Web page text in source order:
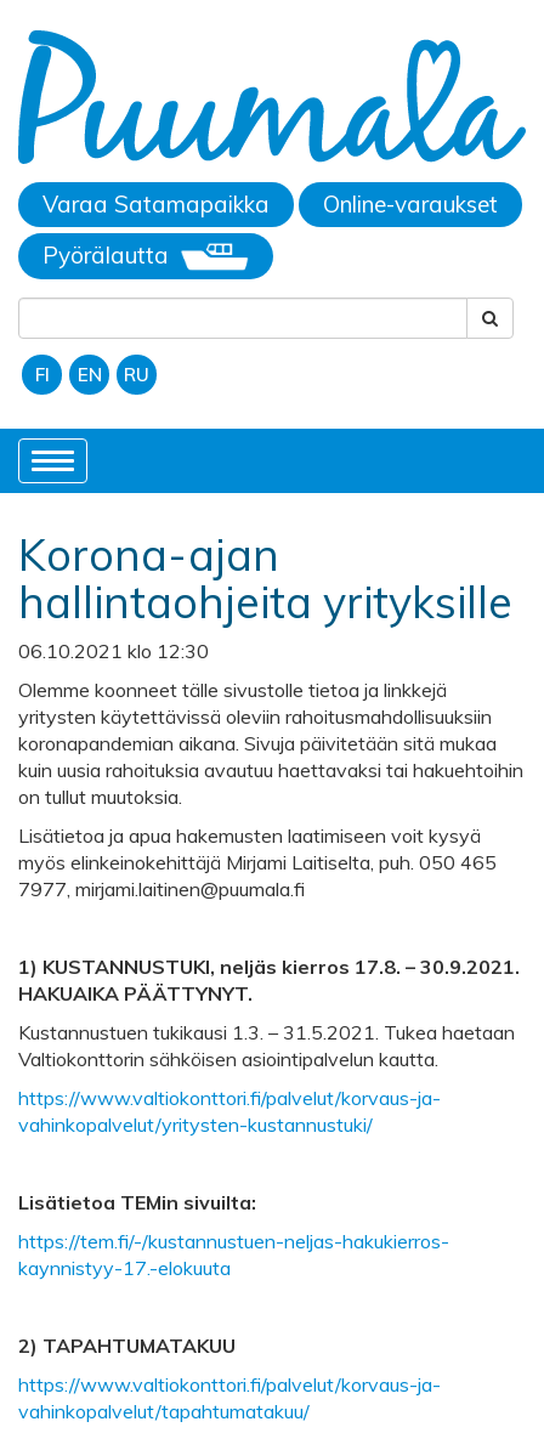
Varaa Satamapaikka
Online-varaukset
Pyörälautta
FI EN RU
Toggle
navigation
Korona-ajan
hallintaohjeita yrityksille
06.10.2021 klo 12:30
Olemme koonneet tälle sivustolle tietoa ja linkkejä
yritysten käytettävissä oleviin rahoitusmahdollisuuksiin
koronapandemian aikana. Sivuja päivitetään sitä mukaa
kuin uusia rahoituksia avautuu haettavaksi tai hakuehtoihin
on tullut muutoksia.
Lisätietoa ja apua hakemusten laatimiseen voit kysyä
myös elinkeinokehittäjä Mirjami Laitiselta, puh. 050 465
7977, mirjami.laitinen@puumala.fi
1) KUSTANNUSTUKI, neljäs kierros 17.8. – 30.9.2021.
HAKUAIKA PÄÄTTYNYT.
Kustannustuen tukikausi 1.3. – 31.5.2021. Tukea haetaan
Valtiokonttorin sähköisen asiointipalvelun kautta.
https://www.valtiokonttori.fi/palvelut/korvaus-ja-
vahinkopalvelut/yritysten-kustannustuki/
Lisätietoa TEMin sivuilta:
https://tem.fi/-/kustannustuen-neljas-hakukierros-
kaynnistyy-17.-elokuuta
2) TAPAHTUMATAKUU
https://www.valtiokonttori.fi/palvelut/korvaus-ja-
vahinkopalvelut/tapahtumatakuu/